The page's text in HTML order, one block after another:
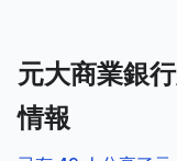
元大商業銀
情報